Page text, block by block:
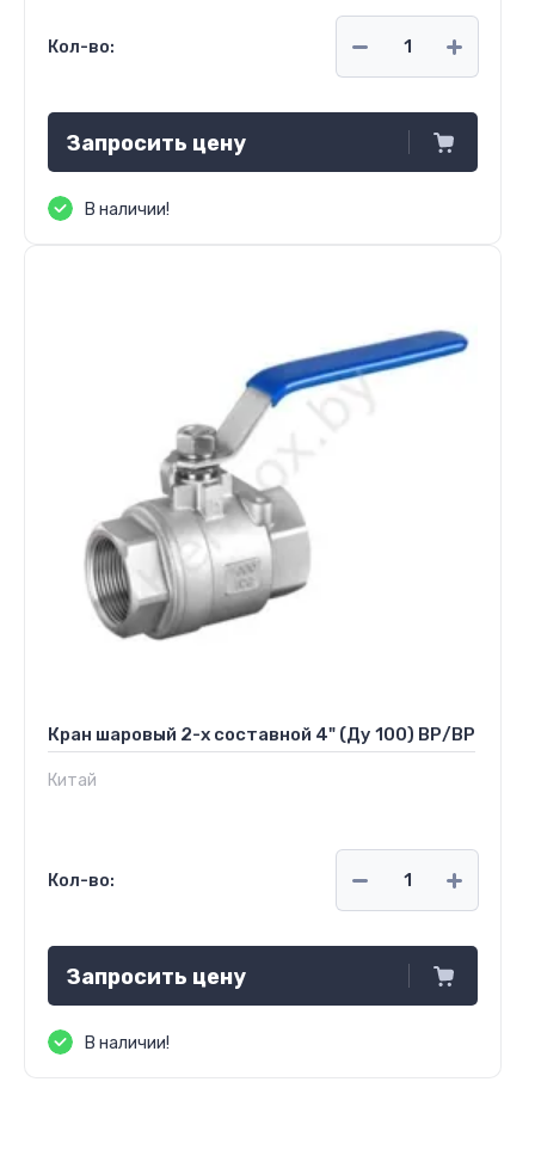
Кол-во:
Запросить цену
В наличии!
Кран шаровый 2-х составной 4" (Ду 100) ВР/ВР
Китай
Кол-во:
Запросить цену
В наличии!